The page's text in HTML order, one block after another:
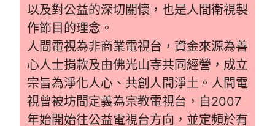
以及對公益的深切關懷，也是人間衛視製
作節目的理念。
人間電視為非商業電視台，資金來源為善
心人士捐款及由佛光山寺共同經營，成立
宗旨為淨化人心、共創人間淨土。人間電
視曾被坊間定義為宗教電視台，自2007
年始開始往公益電視台方向，並定頻於有